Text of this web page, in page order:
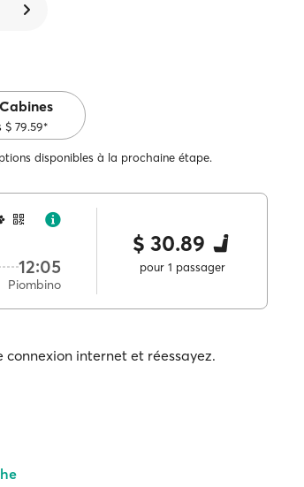
Cabines
$ 79.59*
disponibles à la prochaine étape.
12:05
Piombino
$ 30.89
pour 1 passager
connexion internet et réessayez.